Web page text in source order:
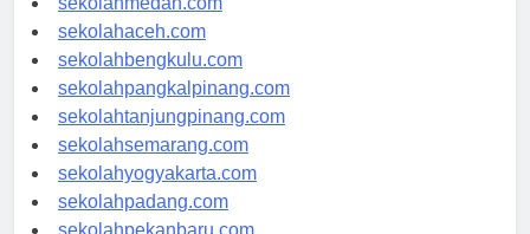
sekolahmedan.com
sekolahaceh.com
sekolahbengkulu.com
sekolahpangkalpinang.com
sekolahtanjungpinang.com
sekolahsemarang.com
sekolahyogyakarta.com
sekolahpadang.com